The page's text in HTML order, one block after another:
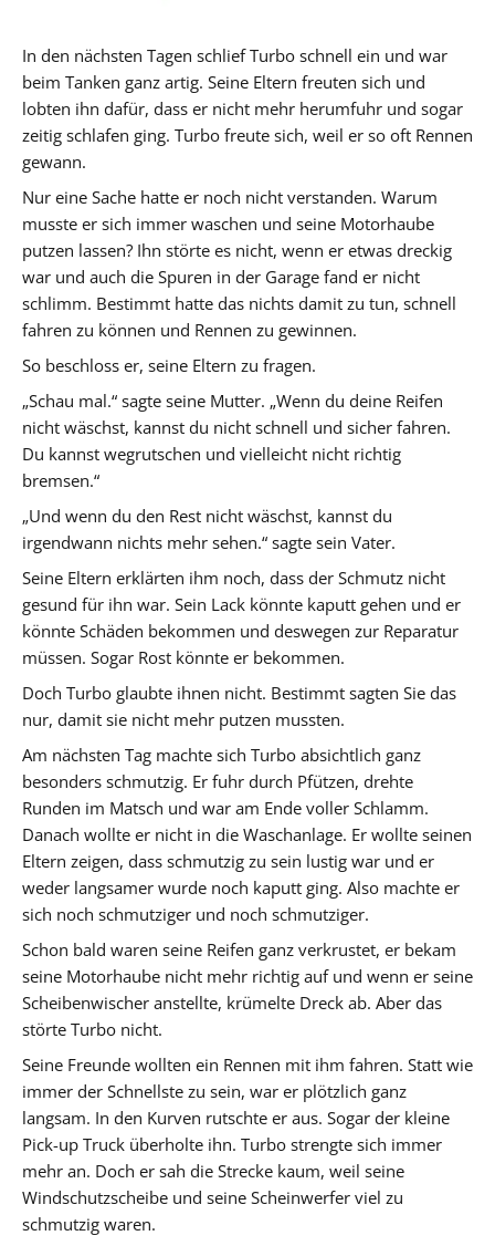
In den nächsten Tagen schlief Turbo schnell ein und war
beim Tanken ganz artig. Seine Eltern freuten sich und
lobten ihn dafür, dass er nicht mehr herumfuhr und sogar
zeitig schlafen ging. Turbo freute sich, weil er so oft Rennen
gewann.
Nur eine Sache hatte er noch nicht verstanden. Warum
musste er sich immer waschen und seine Motorhaube
putzen lassen? Ihn störte es nicht, wenn er etwas dreckig
war und auch die Spuren in der Garage fand er nicht
schlimm. Bestimmt hatte das nichts damit zu tun, schnell
fahren zu können und Rennen zu gewinnen.
So beschloss er, seine Eltern zu fragen.
„Schau mal.“ sagte seine Mutter. „Wenn du deine Reifen
nicht wäschst, kannst du nicht schnell und sicher fahren.
Du kannst wegrutschen und vielleicht nicht richtig
bremsen.“
„Und wenn du den Rest nicht wäschst, kannst du
irgendwann nichts mehr sehen.“ sagte sein Vater.
Seine Eltern erklärten ihm noch, dass der Schmutz nicht
gesund für ihn war. Sein Lack könnte kaputt gehen und er
könnte Schäden bekommen und deswegen zur Reparatur
müssen. Sogar Rost könnte er bekommen.
Doch Turbo glaubte ihnen nicht. Bestimmt sagten Sie das
nur, damit sie nicht mehr putzen mussten.
Am nächsten Tag machte sich Turbo absichtlich ganz
besonders schmutzig. Er fuhr durch Pfützen, drehte
Runden im Matsch und war am Ende voller Schlamm.
Danach wollte er nicht in die Waschanlage. Er wollte seinen
Eltern zeigen, dass schmutzig zu sein lustig war und er
weder langsamer wurde noch kaputt ging. Also machte er
sich noch schmutziger und noch schmutziger.
Schon bald waren seine Reifen ganz verkrustet, er bekam
seine Motorhaube nicht mehr richtig auf und wenn er seine
Scheibenwischer anstellte, krümelte Dreck ab. Aber das
störte Turbo nicht.
Seine Freunde wollten ein Rennen mit ihm fahren. Statt wie
immer der Schnellste zu sein, war er plötzlich ganz
langsam. In den Kurven rutschte er aus. Sogar der kleine
Pick-up Truck überholte ihn. Turbo strengte sich immer
mehr an. Doch er sah die Strecke kaum, weil seine
Windschutzscheibe und seine Scheinwerfer viel zu
schmutzig waren.